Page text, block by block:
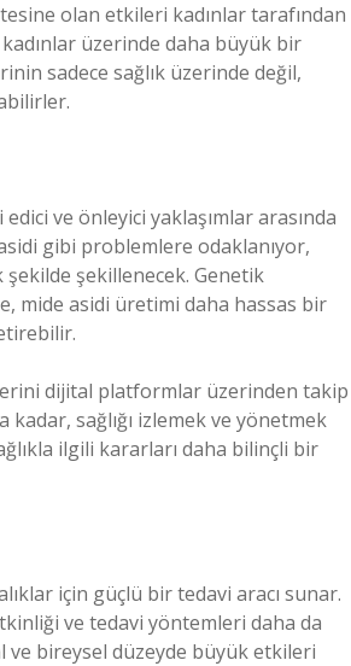
olan etkileri kadınlar tarafından
üzerinde daha büyük bir
sadece sağlık üzerinde değil,
ve önleyici yaklaşımlar arasında
gibi problemlere odaklanıyor,
şekillenecek. Genetik
mide asidi üretimi daha hassas bir
dijital platformlar üzerinden takip
sağlığı izlemek ve yönetmek
ilgili kararları daha bilinçli bir
için güçlü bir tedavi aracı sunar.
ve tedavi yöntemleri daha da
ve bireysel düzeyde büyük etkileri